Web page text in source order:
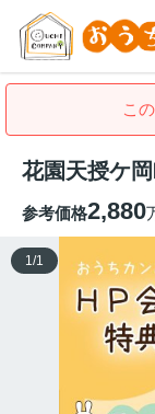
こ
花園天授ケ
参考価格2,880
1 /1